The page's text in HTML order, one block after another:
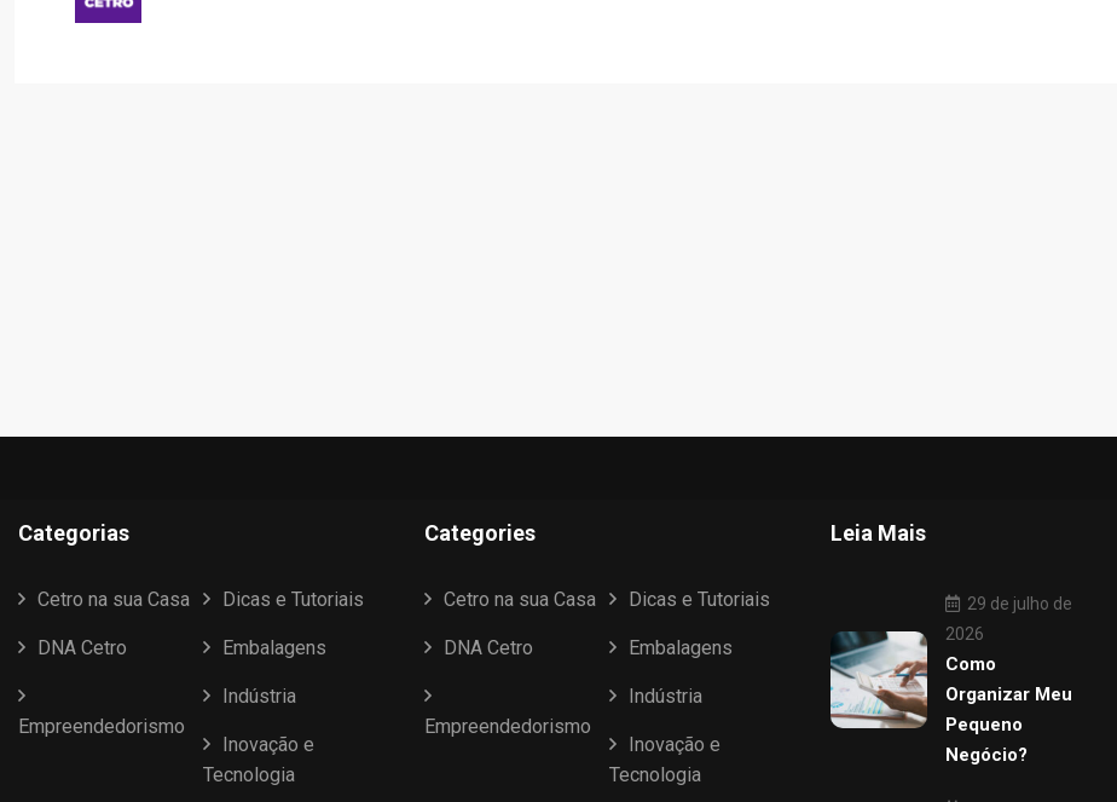
Categorias
Cetro na sua Casa Dicas e Tutoriais
DNA Cetro Embalagens
Empreendedorismo
Indústria
Inovação e
Tecnologia
Categories
Cetro na sua Casa Dicas e Tutoriais
DNA Cetro Embalagens
Empreendedorismo
Indústria
Inovação e
Tecnologia
Leia Mais
29 de julho de
2026
Como
Organizar Meu
Pequeno
Negócio?